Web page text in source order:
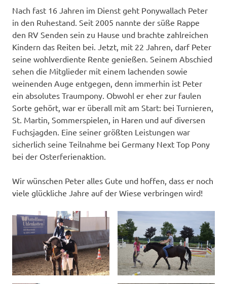
Nach fast 16 Jahren im Dienst geht Ponywallach Peter
in den Ruhestand. Seit 2005 nannte der süße Rappe
den RV Senden sein zu Hause und brachte zahlreichen
Kindern das Reiten bei. Jetzt, mit 22 Jahren, darf Peter
seine wohlverdiente Rente genießen. Seinem Abschied
sehen die Mitglieder mit einem lachenden sowie
weinenden Auge entgegen, denn immerhin ist Peter
ein absolutes Traumpony. Obwohl er eher zur faulen
Sorte gehört, war er überall mit am Start: bei Turnieren,
St. Martin, Sommerspielen, in Haren und auf diversen
Fuchsjagden. Eine seiner größten Leistungen war
sicherlich seine Teilnahme bei Germany Next Top Pony
bei der Osterferienaktion.
Wir wünschen Peter alles Gute und hoffen, dass er noch
viele glückliche Jahre auf der Wiese verbringen wird!